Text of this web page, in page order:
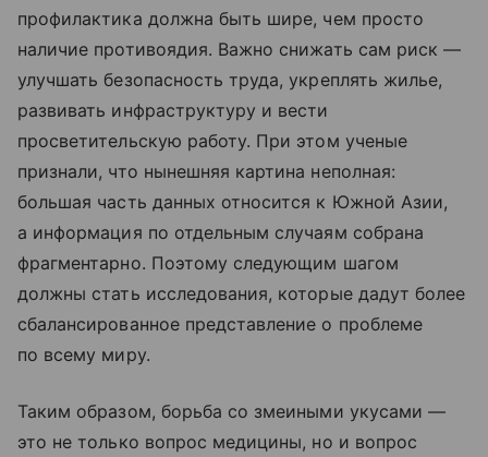
профилактика должна быть шире, чем просто
наличие противоядия. Важно снижать сам риск —
улучшать безопасность труда, укреплять жилье,
развивать инфраструктуру и вести
просветительскую работу. При этом ученые
признали, что нынешняя картина неполная:
большая часть данных относится к Южной Азии,
а информация по отдельным случаям собрана
фрагментарно. Поэтому следующим шагом
должны стать исследования, которые дадут более
сбалансированное представление о проблеме
по всему миру.
Таким образом, борьба со змеиными укусами —
это не только вопрос медицины, но и вопрос